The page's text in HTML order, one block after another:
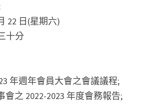
22 日(星期六)
十分
年週年會員大會之會議議程;
會之 2022-2023 年度會務報告;